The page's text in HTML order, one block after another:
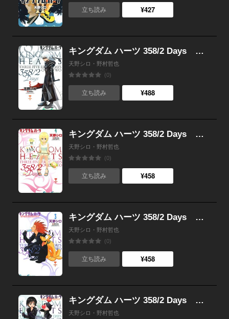
立ち読み ¥427
キングダム ハーツ 358/2 Days （5）
天野シロ・野村哲也
(0)
立ち読み ¥488
キングダム ハーツ 358/2 Days （4）
天野シロ・野村哲也
(0)
立ち読み ¥458
キングダム ハーツ 358/2 Days （3）
天野シロ・野村哲也
(0)
立ち読み ¥458
キングダム ハーツ 358/2 Days （2）
天野シロ・野村哲也